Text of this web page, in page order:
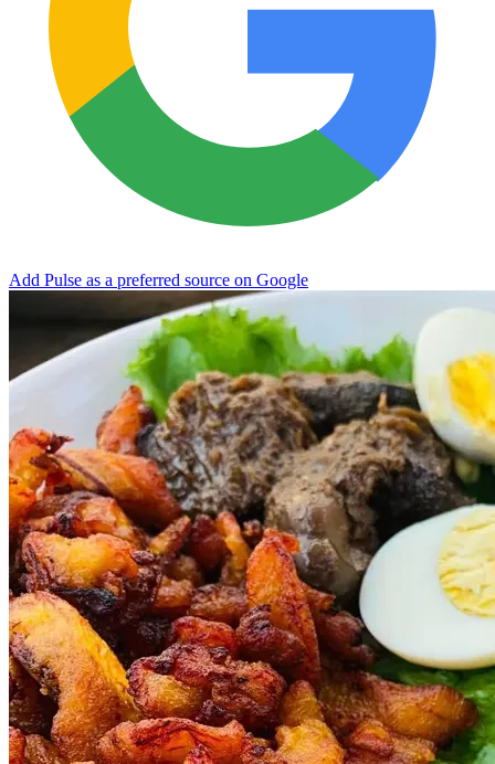
Add Pulse as a preferred source on Google